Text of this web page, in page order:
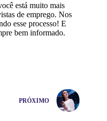
está muito mais
de emprego. Nos
esse processo! E
bem informado.
PRÓXIMO